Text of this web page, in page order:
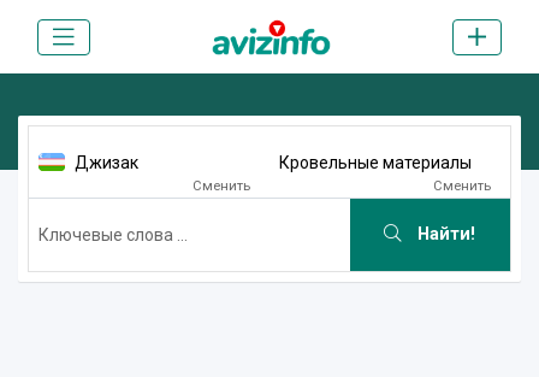
Джизак
Сменить
Кровельные материалы
Сменить
Найти!